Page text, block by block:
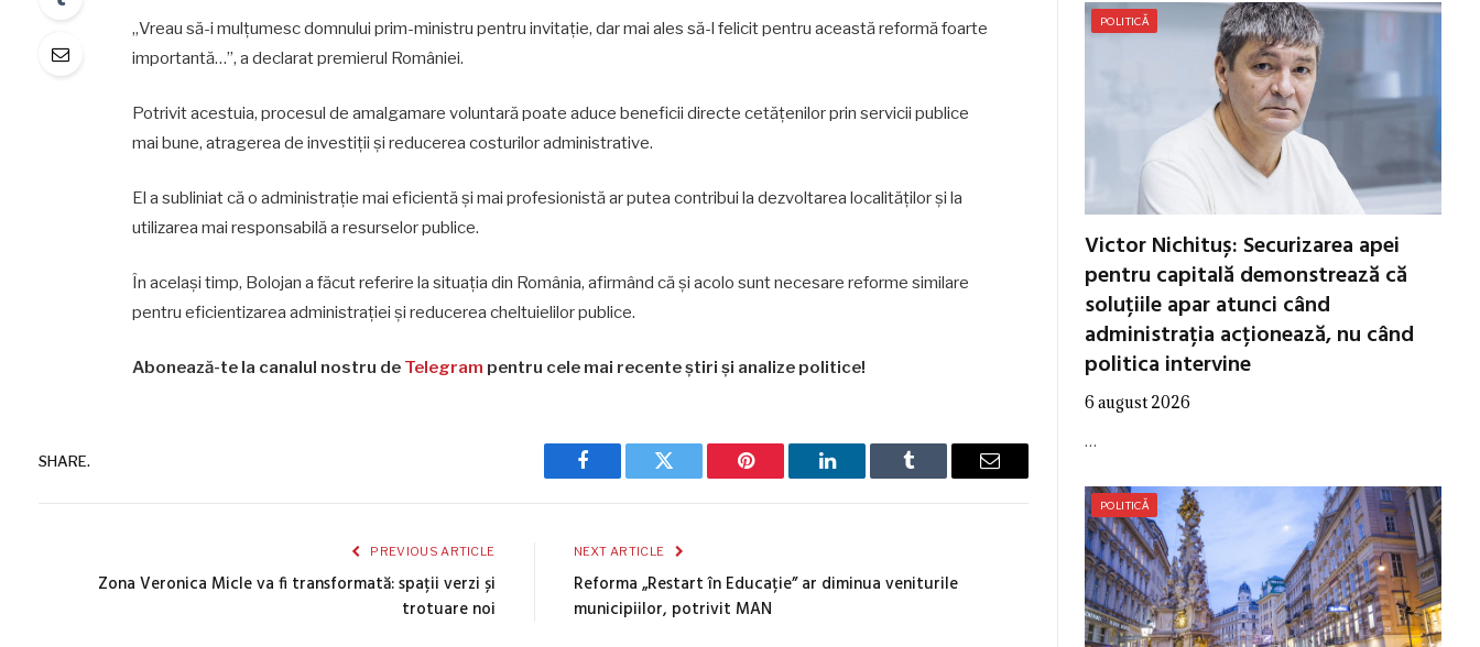
„Vreau să-i mulțumesc domnului prim-ministru pentru invitație, dar mai ales să-l felicit pentru această reformă foarte
importantă…”, a declarat premierul României.
Potrivit acestuia, procesul de amalgamare voluntară poate aduce beneficii directe cetățenilor prin servicii publice
mai bune, atragerea de investiții și reducerea costurilor administrative.
El a subliniat că o administrație mai eficientă și mai profesionistă ar putea contribui la dezvoltarea localităților și la
utilizarea mai responsabilă a resurselor publice.
În același timp, Bolojan a făcut referire la situația din România, afirmând că și acolo sunt necesare reforme similare
pentru eficientizarea administrației și reducerea cheltuielilor publice.
Abonează-te la canalul nostru de Telegram pentru cele mai recente știri și analize politice!
SHARE.
Facebook Twitter Pinterest LinkedIn Tumblr Email
PREVIOUS ARTICLE
Zona Veronica Micle va fi transformată: spații verzi și
trotuare noi
NEXT ARTICLE
Reforma „Restart în Educație” ar diminua veniturile
municipiilor, potrivit MAN
POLITICĂ
Victor Nichituș: Securizarea apei
pentru capitală demonstrează că
soluțiile apar atunci când
administrația acționează, nu când
politica intervine
6 august 2026
…
POLITICĂ